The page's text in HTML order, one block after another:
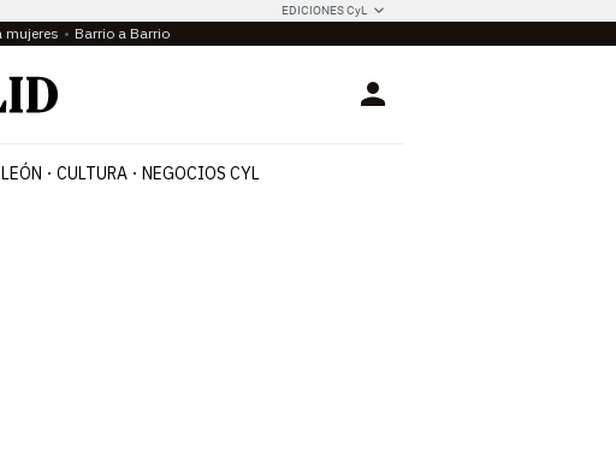
EDICIONES CyL
mujeres Barrio a Barrio
Login
CULTURA NEGOCIOS CYL